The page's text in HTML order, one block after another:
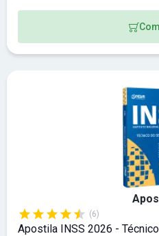
(6)
Apostila INSS 2026 -